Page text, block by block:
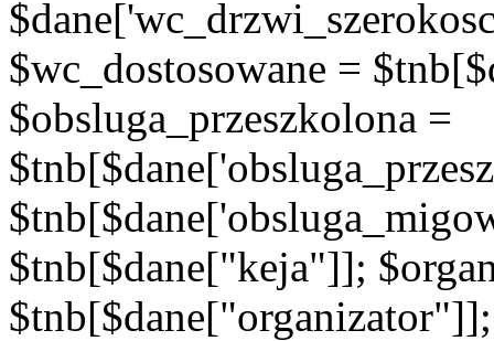
$wc_dostosowane =
$obsluga_przeszkolona =
$tnb[$dane["keja"]];